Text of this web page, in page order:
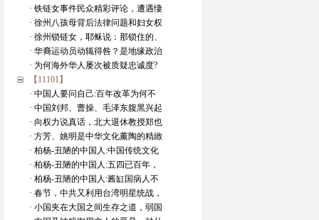
· 铁链女事件民众精彩评论，遭遇悽
· 徐州八孩母背后法律问题和妇女权
· 徐州锁链女，耶稣说：那锁住的、
· 华裔运动员动辄得咎？是地缘政治
· 为何海外华人屡次被质疑忠诚度?
【11101】
· 中国人要问自己:百年改革为何不
· 中国刘邦、曹操、毛泽东腹黑兴起
· 向权力说真话，北大退休教授郑也
· 方芳、姚明是中华文化薰陶的精緻
· 柏杨-丑陋的中国人:中国传统文化
· 柏杨-丑陋的中国人:五四已百年，
· 柏杨-丑陋的中国人:酱缸国病人不
· 春节，中共又利用台湾明星统战，
· 小国夹在大国之间生存之道，弱国